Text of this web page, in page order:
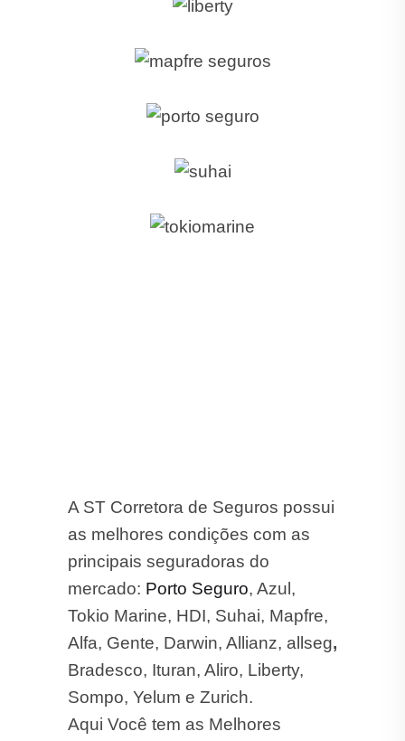
A ST Corretora de Seguros possui
as melhores condições com as
principais seguradoras do
mercado: Porto Seguro, Azul,
Tokio Marine, HDI, Suhai, Mapfre,
Alfa, Gente, Darwin, Allianz, allseg,
Bradesco, Ituran, Aliro, Liberty,
Sompo, Yelum e Zurich.
Aqui Você tem as Melhores